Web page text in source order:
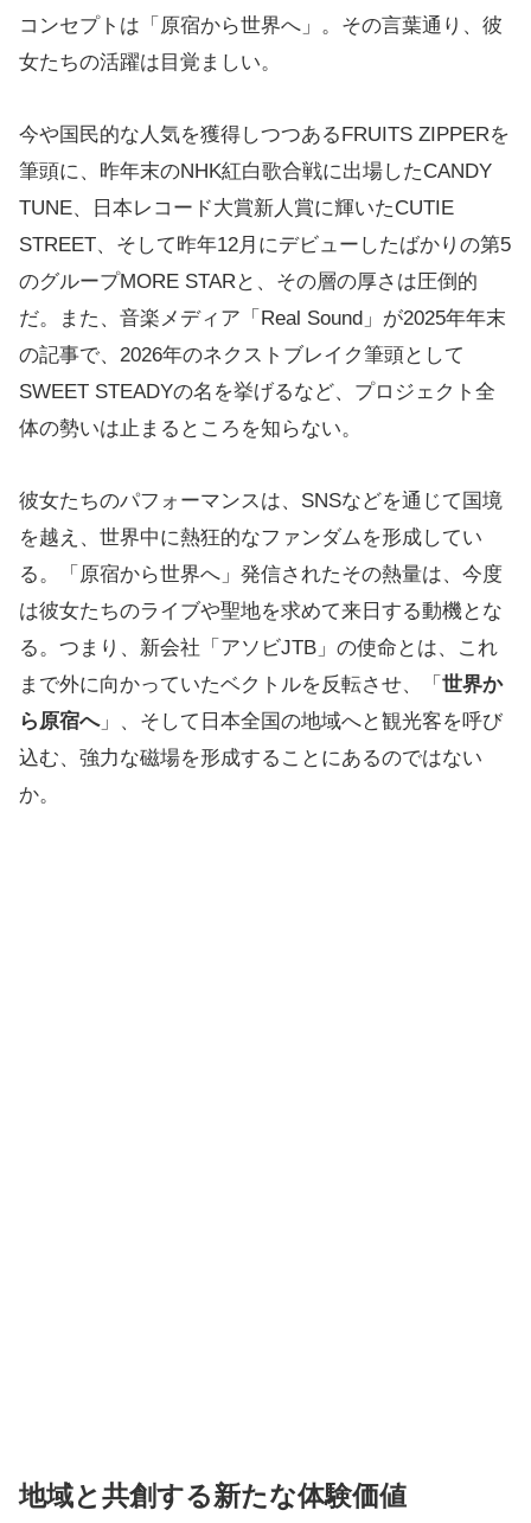
コンセプトは「原宿から世界へ」。その言葉通り、彼
女たちの活躍は目覚ましい。
今や国民的な人気を獲得しつつあるFRUITS ZIPPERを
筆頭に、昨年末のNHK紅白歌合戦に出場したCANDY
TUNE、日本レコード大賞新人賞に輝いたCUTIE
STREET、そして昨年12月にデビューしたばかりの第5
のグループMORE STARと、その層の厚さは圧倒的
だ。また、音楽メディア「Real Sound」が2025年年末
の記事で、2026年のネクストブレイク筆頭として
SWEET STEADYの名を挙げるなど、プロジェクト全
体の勢いは止まるところを知らない。
彼女たちのパフォーマンスは、SNSなどを通じて国境
を越え、世界中に熱狂的なファンダムを形成してい
る。「原宿から世界へ」発信されたその熱量は、今度
は彼女たちのライブや聖地を求めて来日する動機とな
る。つまり、新会社「アソビJTB」の使命とは、これ
まで外に向かっていたベクトルを反転させ、「 世界か
ら原宿へ」、そして日本全国の地域へと観光客を呼び
込む、強力な磁場を形成することにあるのではない
か。
地域と共創する新たな体験価値